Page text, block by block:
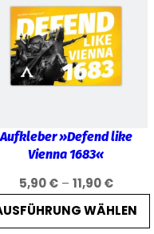
Aufkleber »Defend like
Vienna 1683«
5,90€ – 11,90€
5,90 €
bis
WÄHLEN